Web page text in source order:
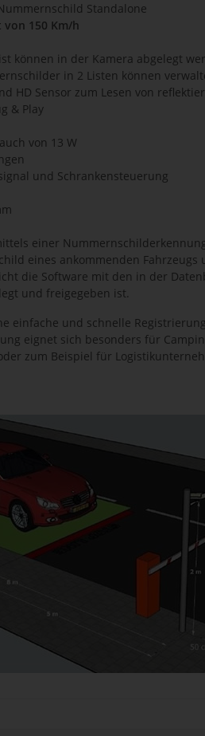
Standalone
von 150 Km/h
können in der Kamera abgelegt
in 2 Listen können
HD Sensor zum Lesen von
& Play
von 13 W
und Schrankensteuerung
einer
eines ankommenden
die Software mit den in der
und freigegeben ist.
einfache und schnelle
eignet sich besonders für
zum Beispiel für